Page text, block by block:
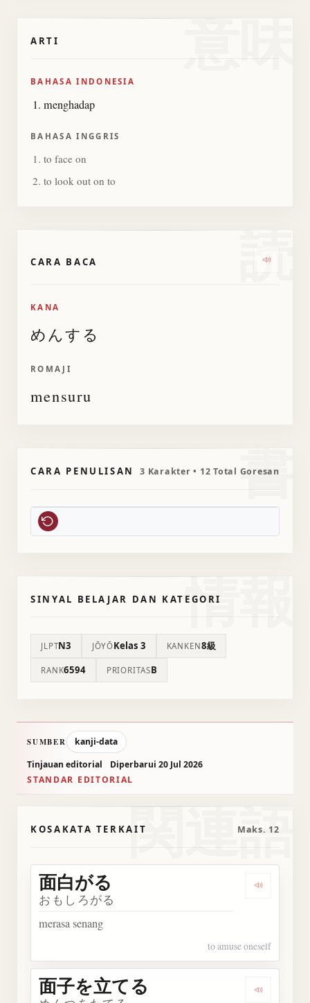
意味
ARTI
BAHASA INDONESIA
menghadap
BAHASA INGGRIS
to face on
to look out on to
読
CARA BACA
KANA
めんする
ROMAJI
mensuru
書
CARA PENULISAN 3 Karakter • 12 Total Goresan
情報
SINYAL BELAJAR DAN KATEGORI
JLPTN3 JŌYŌKelas 3 KANKEN8級
RANK6594 PRIORITASB
SUMBER
kanji-data
Tinjauan editorial
Diperbarui 20 Jul 2026
STANDAR EDITORIAL
関連語
KOSAKATA TERKAIT Maks. 12
面白がる
おもしろがる
merasa senang
to amuse oneself
面子を立てる